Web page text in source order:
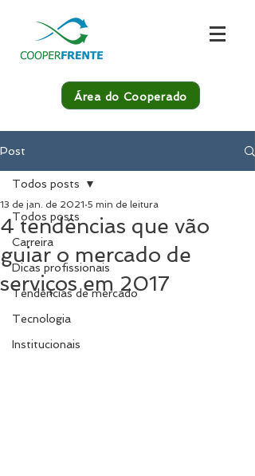
Área do Cooperado
Post
Todos posts
Carreira
Dicas profissionais
Tendências de mercado
Tecnologia
Institucionais
Todos posts
4 tendências que vão
guiar o mercado de
serviços em 2017
13 de jan. de 2021 5 min de leitura